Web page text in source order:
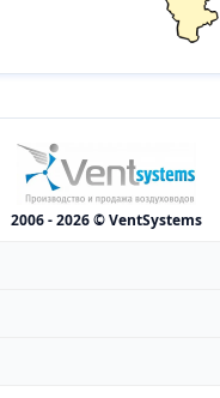
2006 - 2026 © VentSystems